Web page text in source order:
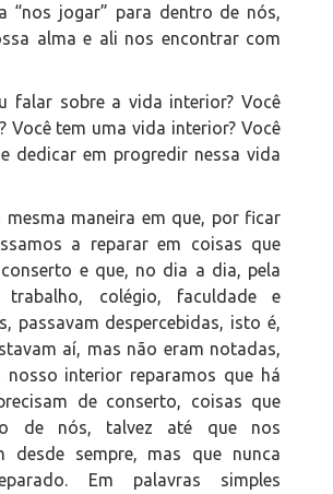
“nos jogar” para dentro de nós,
alma e ali nos encontrar com
falar sobre a vida interior? Você
Você tem uma vida interior? Você
dedicar em progredir nessa vida
mesma maneira em que, por ficar
a reparar em coisas que
e que, no dia a dia, pela
colégio, faculdade e
passavam despercebidas, isto é,
aí, mas não eram notadas,
interior reparamos que há
de conserto, coisas que
de nós, talvez até que nos
desde sempre, mas que nunca
Em palavras simples